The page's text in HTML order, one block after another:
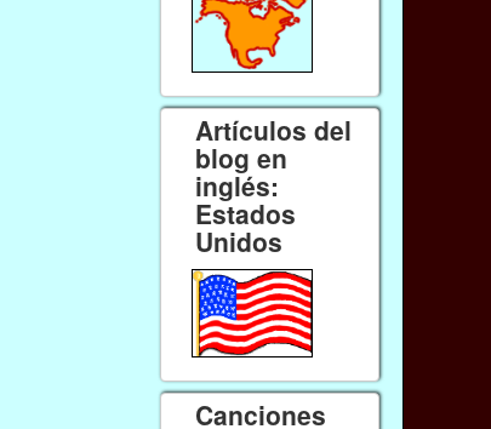
Artículos del
blog en
inglés:
Estados
Unidos
Canciones